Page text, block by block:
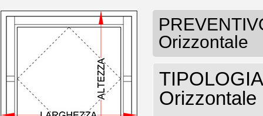
Orizzontale
Orizzontale